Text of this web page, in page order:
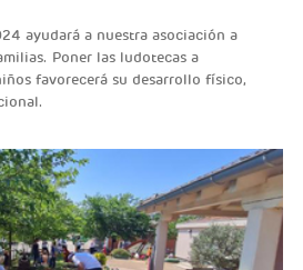
ayudará a nuestra asociación a
Poner las ludotecas a
favorecerá su desarrollo físico,